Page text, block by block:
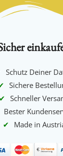
Sicher einkaufen
Sichere
Bester
Made in
Information